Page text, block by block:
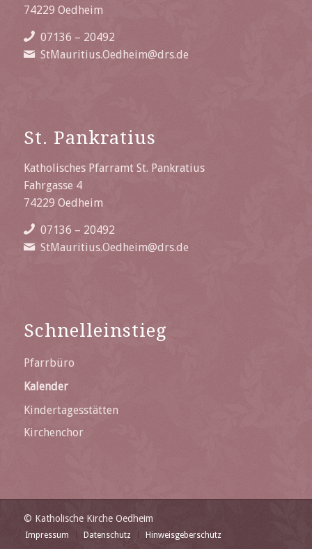
74229 Oedheim
07136 – 20492
StMauritius.Oedheim@drs.de
St. Pankratius
Katholisches Pfarramt St. Pankratius
Fahrgasse 4
74229 Oedheim
07136 – 20492
StMauritius.Oedheim@drs.de
Schnelleinstieg
Pfarrbüro
Kalender
Kindertagesstätten
Kirchenchor
© Katholische Kirche Oedheim
Impressum Datenschutz Hinweisgeberschutz